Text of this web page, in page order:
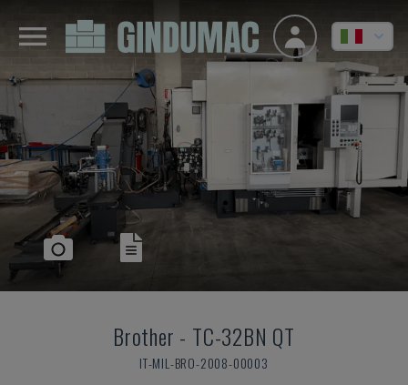
Brother - TC-32BN QT
IT-MIL-BRO-2008-00003